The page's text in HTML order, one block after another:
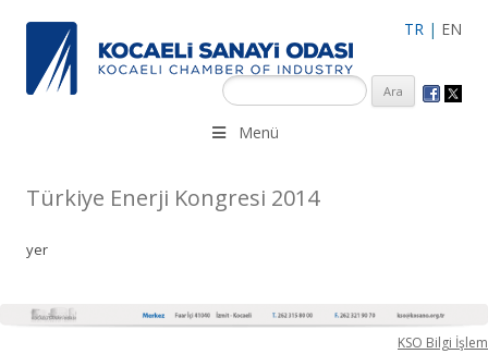
TR | EN
KSO 3500’ü aşkın sanayi kuruluşuna uzman çalışanları ile İzmit
Merkez, Çayırova, Dilovası, Gebze ve İMES OSB’deki ofisleri ile
Menü
Türkiye Enerji Kongresi 2014
yer
KSO Bilgi İşlem